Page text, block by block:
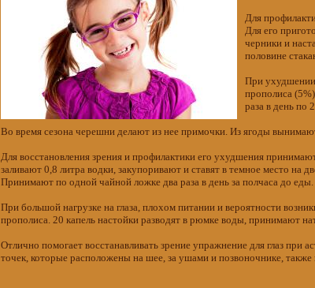
Для
Для его
черники и
половине
При ухудшении
прополиса
раза в день по
Во время сезона черешни делают из нее примочки. Из ягоды
Для восстановления зрения и профилактики его ухудшения
заливают 0,8 литра водки, закупоривают и ставят в темное место на
Принимают по одной чайной ложке два раза в день за полчаса до еды.
При большой нагрузке на глаза, плохом питании и вероятности
прополиса. 20 капель настойки разводят в рюмке воды, принимают
Отлично помогает восстанавливать зрение упражнение для глаз при
точек, которые расположены на шее, за ушами и позвоночнике,